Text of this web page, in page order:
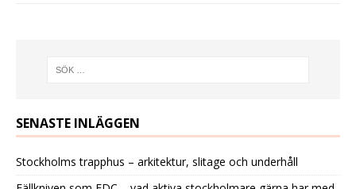
SENASTE INLÄGGEN
Stockholms trapphus – arkitektur, slitage och underhåll